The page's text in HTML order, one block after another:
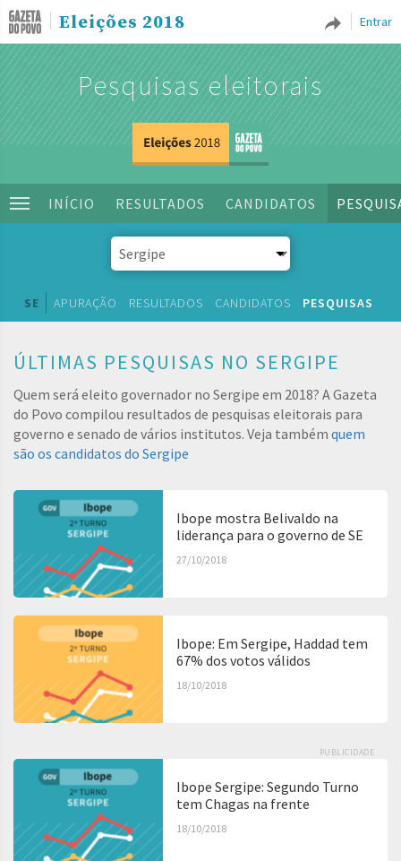
Entrar
Eleições 2018
Pesquisas eleitorais
INÍCIO RESULTADOS CANDIDATOS
SE APURAÇÃO RESULTADOS CANDIDATOS PESQUISAS
ÚLTIMAS PESQUISAS NO SERGIPE
Quem será eleito governador no Sergipe em 2018? A Gazeta
do Povo compilou resultados de pesquisas eleitorais para
governo e senado de vários institutos. Veja também quem
são os candidatos do Sergipe
Ibope mostra Belivaldo na
liderança para o governo de SE
27/10/2018
Ibope: Em Sergipe, Haddad tem
67% dos votos válidos
18/10/2018
PUBLICIDADE
Ibope Sergipe: Segundo Turno
tem Chagas na frente
18/10/2018